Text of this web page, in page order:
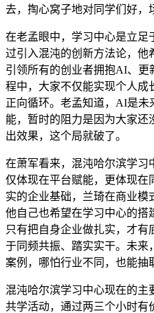
去，掏心窝子地对同学们好，
在老孟眼中，学习中心是立足
过引入混沌的创新方法论，他
引领所有的创业者拥抱AI、更
程中，大家不仅能实现个人成
正向循环。老孟知道，AI是未
能，暂时的阻力是因为大家还
出效果，这个局就破了。
在萧军看来，混沌哈尔滨学习
仅体现在平台赋能，更体现在
实的企业基础，兰琦在商业模
他自己也希望在学习中心的搭
只有把自身企业做扎实，才
于同频共振、踏实实干。未来
案例，哪怕行业不同，也能抽
混沌哈尔滨学习中心现在的
共学活动，通过两三个小时有